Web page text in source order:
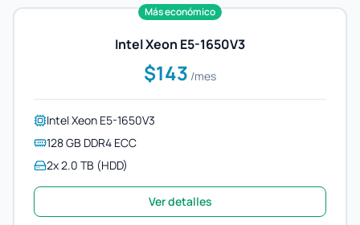
Más económico
Intel Xeon E5-1650V3
$143 /mes
Intel Xeon E5-1650V3
128 GB DDR4 ECC
2x 2.0 TB (HDD)
Ver detalles